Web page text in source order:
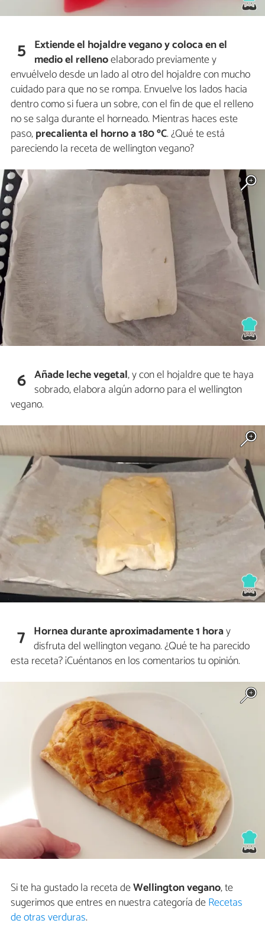
5 Extiende el hojaldre vegano y coloca en el
medio el rellenoelaborado previamente y
envuélvelo desde un lado al otro del hojaldre con mucho
cuidado para que no se rompa. Envuelve los lados hacia
dentro como si fuera un sobre, con el fin de que el relleno
no se salga durante el horneado. Mientras haces este
paso,precalienta el horno a 180 ºC. ¿Qué te está
pareciendo la receta de wellington vegano?
6 Añade leche vegetal, y con el hojaldre que te haya
sobrado, elabora algún adorno para el wellington
vegano.
7 Hornea durante aproximadamente 1 horay
disfruta del wellington vegano. ¿Qué te ha parecido
esta receta? ¡Cuéntanos en los comentarios tu opinión.
Si te ha gustado la receta deWellington vegano, te
sugerimos que entres en nuestra categoría deRecetas
de otras verduras.